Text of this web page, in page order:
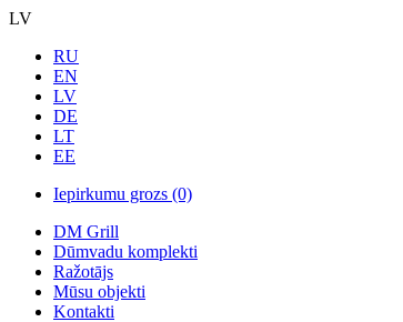
LV
RU
EN
LV
DE
LT
EE
Iepirkumu grozs (0)
DM Grill
Dūmvadu komplekti
Ražotājs
Mūsu objekti
Kontakti